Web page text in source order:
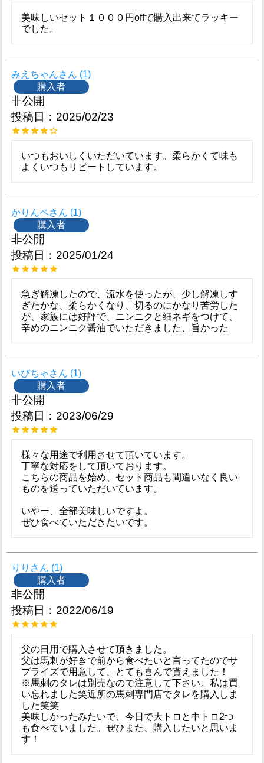
美味しいセット１０００円offで購入出来てラッキー
でした。
みえちゃん
1
購入者
非公開
投稿日
2025/02/23
いつもおいしくいただいています。柔らかくて味も
よくいつもリピートしています。
かりんペ
1
購入者
非公開
投稿日
2025/01/24
急ぎ解凍したので、流水を使ったが、少し解凍しす
ぎたかな、柔らかくなり、切るのにかなり苦労した
が、家族には好評で、ニンニクと細ネギをつけて、
辛めのニンニク醤油でいただきました、旨かった
いびちゃ
1
購入者
非公開
投稿日
2023/06/29
様々な用途で利用させて頂いています。
丁寧な対応をして頂いております。
こちらの商品を始め、セット商品も間違いなく良い
ものを送っていただいています。
いやー、全部美味しいですよ。
ぜひ食べていただきたいです。
りり
1
購入者
非公開
投稿日
2022/06/19
父の日用で購入させて頂きました。
父は馬刺が好きで前から食べたいと言ってたのでサ
プライズで用意して、とても喜んで貰えました！
※馬刺のタレは別売なので注意して下さい。私は買
い忘れました笑近所の馬刺専門店でタレを購入しま
した笑笑
美味しかったみたいで、今日で大トロと中トロ2つ
も食べていました。ぜひまた、購入したいと思いま
す！